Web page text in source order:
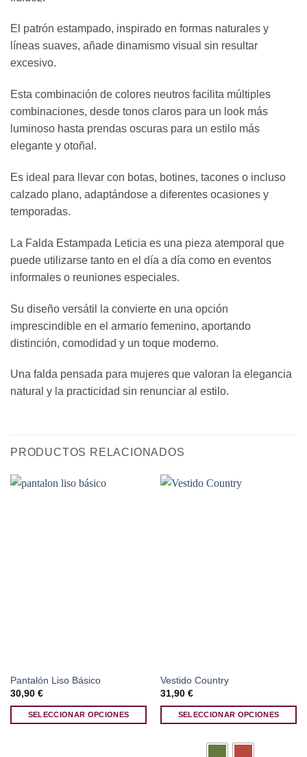
El patrón estampado, inspirado en formas naturales y
líneas suaves, añade dinamismo visual sin resultar
excesivo.
Esta combinación de colores neutros facilita múltiples
combinaciones, desde tonos claros para un look más
luminoso hasta prendas oscuras para un estilo más
elegante y otoñal.
Es ideal para llevar con botas, botines, tacones o incluso
calzado plano, adaptándose a diferentes ocasiones y
temporadas.
La Falda Estampada Leticia es una pieza atemporal que
puede utilizarse tanto en el día a día como en eventos
informales o reuniones especiales.
Su diseño versátil la convierte en una opción
imprescindible en el armario femenino, aportando
distinción, comodidad y un toque moderno.
Una falda pensada para mujeres que valoran la elegancia
natural y la practicidad sin renunciar al estilo.
PRODUCTOS RELACIONADOS
Pantalón Liso Básico
30,90 €
SELECCIONAR OPCIONES
Vestido Country
31,90 €
SELECCIONAR OPCIONES